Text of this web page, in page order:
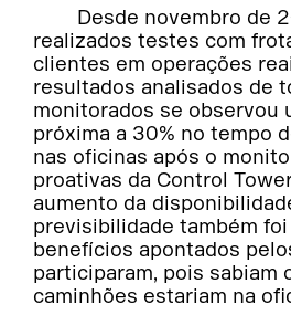
Desde novembro de
realizados testes com
clientes em operações
resultados analisados de
monitorados se observou
próxima a 30% no tempo
nas oficinas após o
proativas da Control
aumento da
previsibilidade também
benefícios apontados
participaram, pois sabiam
caminhões estariam na